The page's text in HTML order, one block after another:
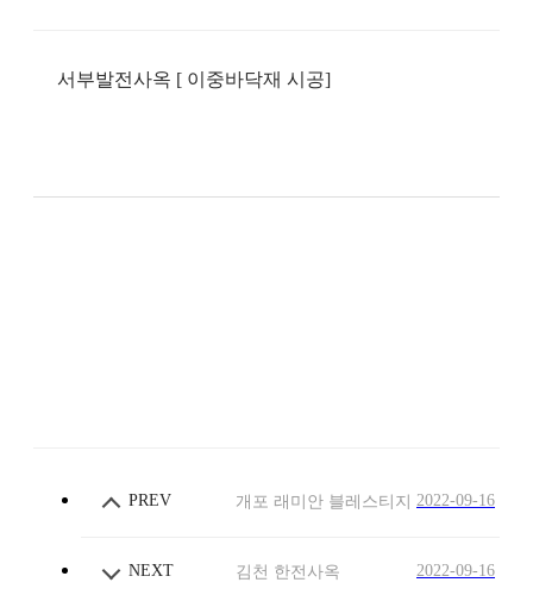
서부발전사옥 [ 이중바닥재 시공]
PREV 개포 래미안 블레스티지 2022-09-16
NEXT 김천 한전사옥 2022-09-16